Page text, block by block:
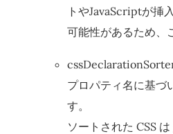
トやJavaScriptが挿
可能性があるため、
プロパティ名に基づ
す。
ソートされた CSS